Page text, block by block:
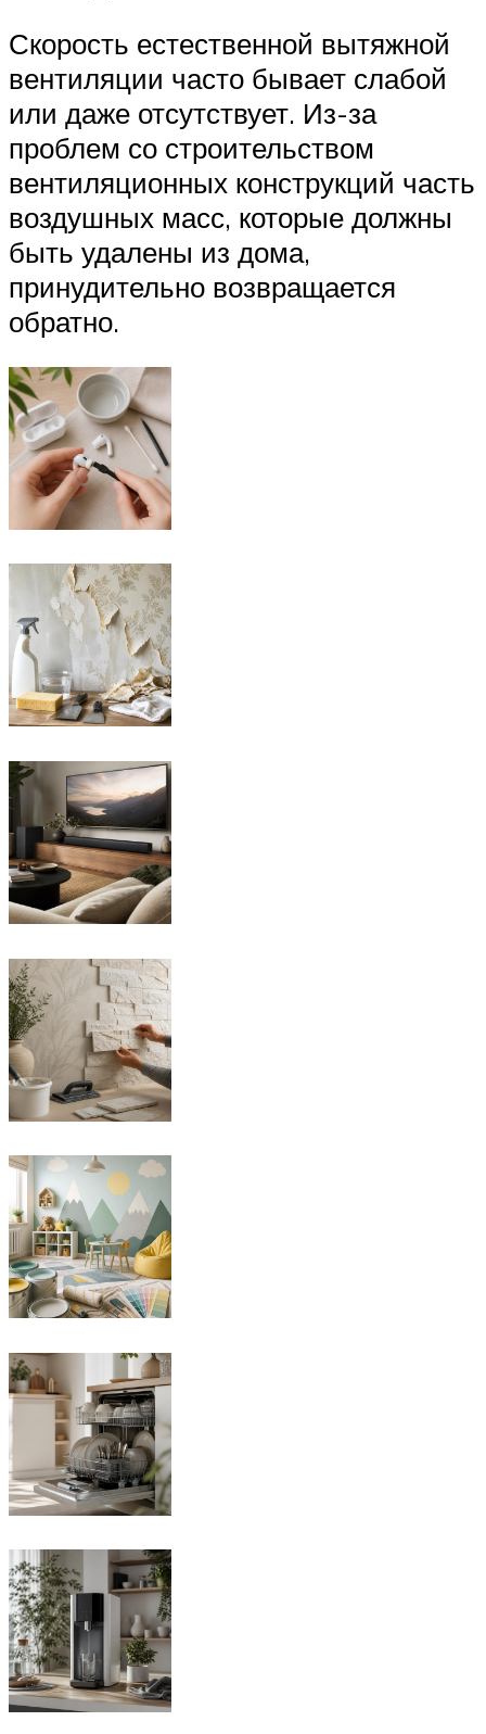
Скорость естественной вытяжной
вентиляции часто бывает слабой
или даже отсутствует. Из-за
проблем со строительством
вентиляционных конструкций часть
воздушных масс, которые должны
быть удалены из дома,
принудительно возвращается
обратно.